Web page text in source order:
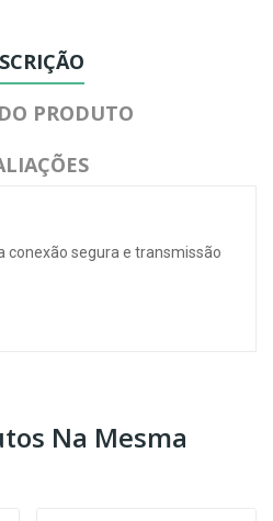
PRODUTO
conexão segura e transmissão
Na Mesma